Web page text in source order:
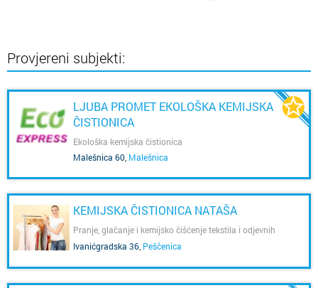
Provjereni subjekti:
LJUBA PROMET EKOLOŠKA KEMIJSKA
ČISTIONICA
Ekološka kemijska čistionica
Malešnica 60 Malešnica
KEMIJSKA ČISTIONICA NATAŠA
Pranje, glačanje i kemijsko čišćenje tekstila i odjevnih
predmeta
Ivanićgradska 36 Peščenica